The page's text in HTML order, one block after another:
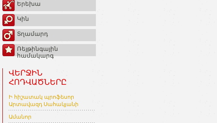
Երեխա
Կին
Տղամարդ
Ռեյթինգային
համակարգ
ՎԵՐՋԻՆ
ՀՈԴՎԱԾՆԵՐԸ
Ի հիշատակ պրոֆեսոր
Արտավազդ Սահակյանի
Ամանոր